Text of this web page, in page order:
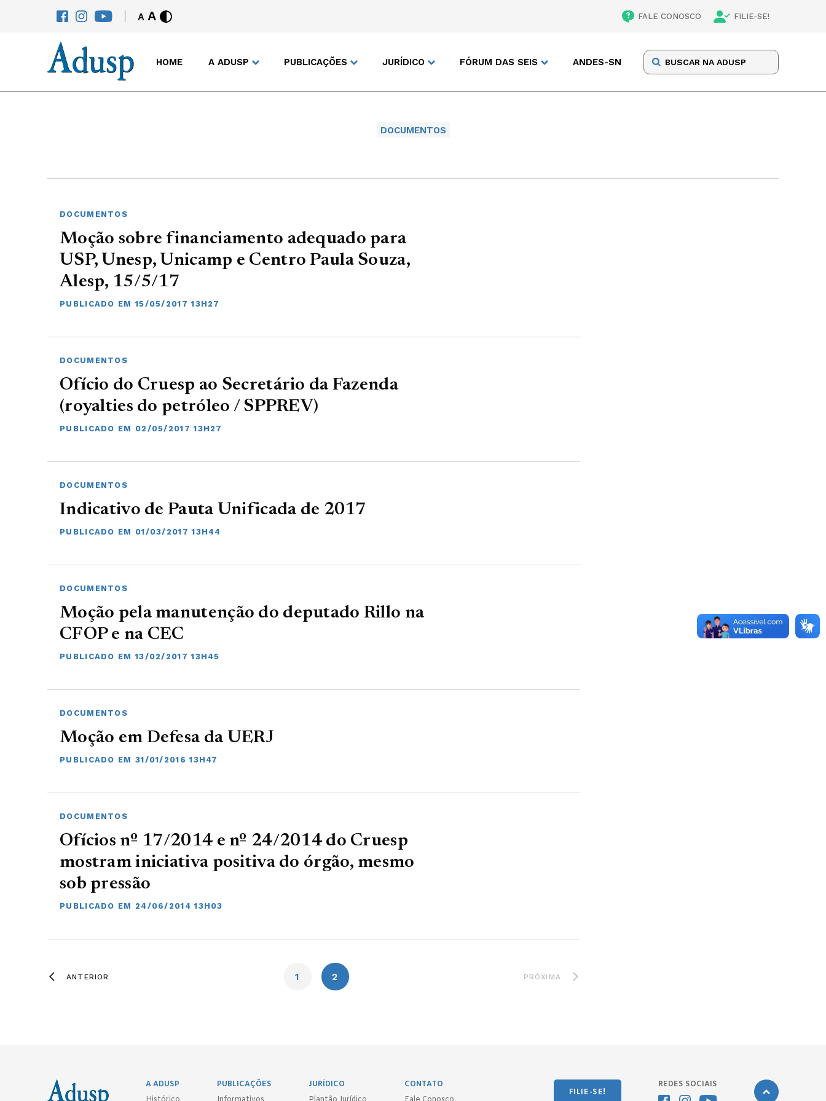
A A FALE CONOSCO FILIE-SE!
HOME A ADUSP PUBLICAÇÕES JURÍDICO FÓRUM DAS SEIS ANDES-SN
DOCUMENTOS
DOCUMENTOS
Moção sobre financiamento adequado para
USP, Unesp, Unicamp e Centro Paula Souza,
Alesp, 15/5/17
PUBLICADO EM 15/05/2017 13H27
DOCUMENTOS
Ofício do Cruesp ao Secretário da Fazenda
(royalties do petróleo / SPPREV)
PUBLICADO EM 02/05/2017 13H27
DOCUMENTOS
Indicativo de Pauta Unificada de 2017
PUBLICADO EM 01/03/2017 13H44
DOCUMENTOS
Moção pela manutenção do deputado Rillo na
CFOP e na CEC
PUBLICADO EM 13/02/2017 13H45
DOCUMENTOS
Moção em Defesa da UERJ
PUBLICADO EM 31/01/2016 13H47
DOCUMENTOS
Ofícios nº 17/2014 e nº 24/2014 do Cruesp
mostram iniciativa positiva do órgão, mesmo
sob pressão
PUBLICADO EM 24/06/2014 13H03
ANTERIOR 1 2 PRÓXIMA
A ADUSP
PUBLICAÇÕES
JURÍDICO
CONTATO
FILIE-SE!
REDES SOCIAIS